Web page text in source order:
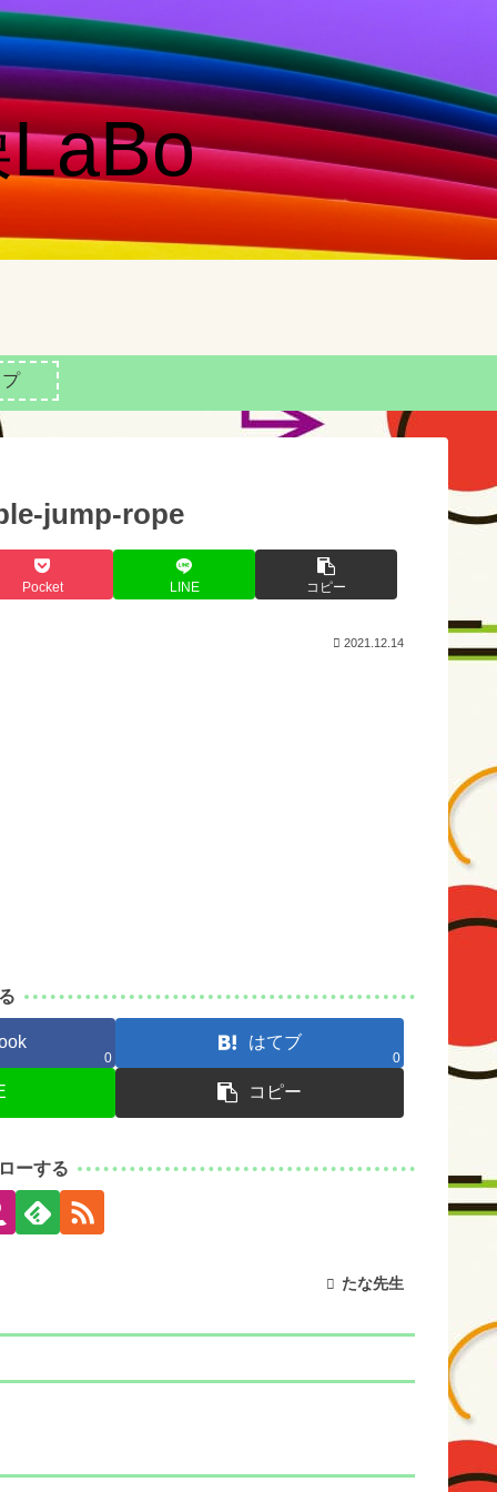
jump-rope
Pocket LINE コピー
2021.12.14
0
はてブ
0
コピー
ーする
たな先生